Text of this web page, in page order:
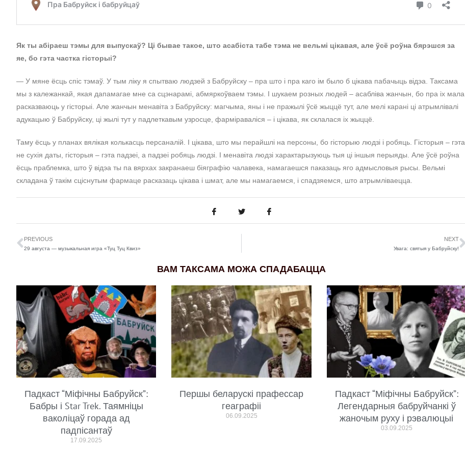
Як ты абіраеш тэмы для выпускаў? Ці бывае такое, што асабіста табе тэма не вельмі цікавая, але ўсё роўна бярэшся за
яе, бо гэта частка гісторыі?
— У мяне ёсць спіс тэмаў. У тым ліку я спытваю людзей з Бабруйску – пра што і пра каго ім было б цікава пабачыць відэа. Таксама
мы з калежанкай, якая дапамагае мне са сцэнарамі, абмяркоўваем тэмы. І шукаем розных людей – асабліва жанчын, бо пра іх мала
расказваюць у гісторыі. Але жанчын менавіта з Бабруйску: магчыма, яны і не пражылі ўсё жыццё тут, але мелі карані ці атрымлівалі
адукацыю ў Бабруйску, ці жылі тут у падлеткавым узросце, фарміраваліся – і цікава, як склалася іх жыццё.
Таму ёсць у планах вялікая колькасць персаналій. І цікава, што мы перайшлі на персоны, бо гісторыю людзі і робяць. Гісторыя – гэта
не сухія даты, гісторыя – гэта падзеі, а падзеі робяць людзі. І менавіта людзі характарызуюць тыя ці іншыя перыяды. Але ўсё роўна
ёсць праблемка, што ў відэа ты па вярхах закранаеш біяграфію чалавека, намагаешся паказаць яго адмысловыя рысы. Вельмі
складана ў такім сціснутым фармаце расказаць цікава і шмат, але мы намагаемся, і спадзяемся, што атрымліваецца.
PREVIOUS
29 августа — музыкальная игра «Туц Туц Квиз»
NEXT
Увага: святыя у Бабруйску!
ВАМ ТАКСАМА МОЖА СПАДАБАЦЦА
Падкаст “Міфічны Бабруйск”:
Бабры і Star Trek. Таямніцы
ваколіцаў горада ад
падпісантаў
17.09.2025
Першы беларускі прафессар
геаграфіі
06.09.2025
Падкаст “Міфічны Бабруйск”:
Легендарныя бабруйчанкі ў
жаночым руху і рэвалюцыі
03.09.2025